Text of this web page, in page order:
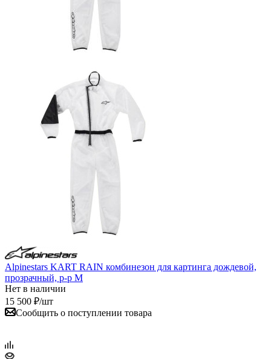
Alpinestars KART RAIN комбинезон для картинга дождевой,
прозрачный, р-р M
Нет в наличии
15 500 ₽/шт
Сообщить о поступлении товара